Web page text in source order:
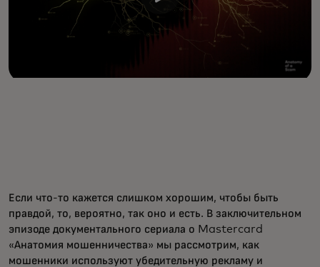
Если что-то кажется слишком хорошим, чтобы быть
правдой, то, вероятно, так оно и есть. В заключительном
эпизоде документального сериала о Mastercard
«Анатомия мошенничества» мы рассмотрим, как
мошенники используют убедительную рекламу и